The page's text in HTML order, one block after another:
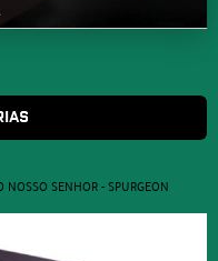
NOSSO SENHOR - SPURGEON